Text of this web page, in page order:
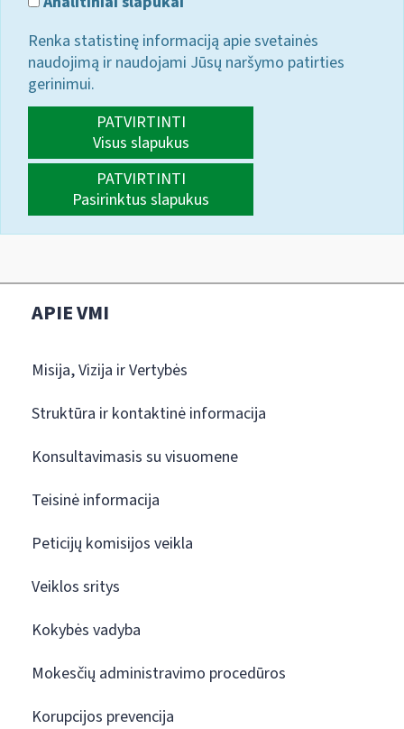
Renka statistinę informaciją apie svetainės
naudojimą ir naudojami Jūsų naršymo patirties
gerinimui.
PATVIRTINTI
Visus slapukus
PATVIRTINTI
Pasirinktus slapukus
APIE VMI
Misija, Vizija ir Vertybės
Struktūra ir kontaktinė informacija
Konsultavimasis su visuomene
Teisinė informacija
Peticijų komisijos veikla
Veiklos sritys
Kokybės vadyba
Mokesčių administravimo procedūros
Korupcijos prevencija